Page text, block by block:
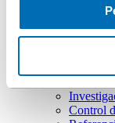
Control